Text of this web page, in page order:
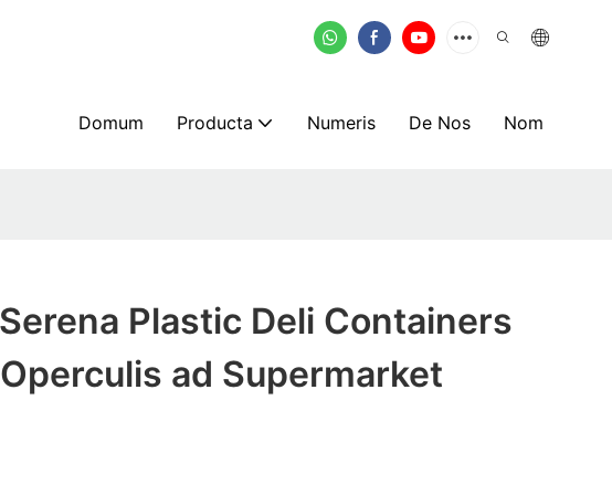
Domum Producta Numeris De Nos Nom
Plastic Deli Containers
ad Supermarket